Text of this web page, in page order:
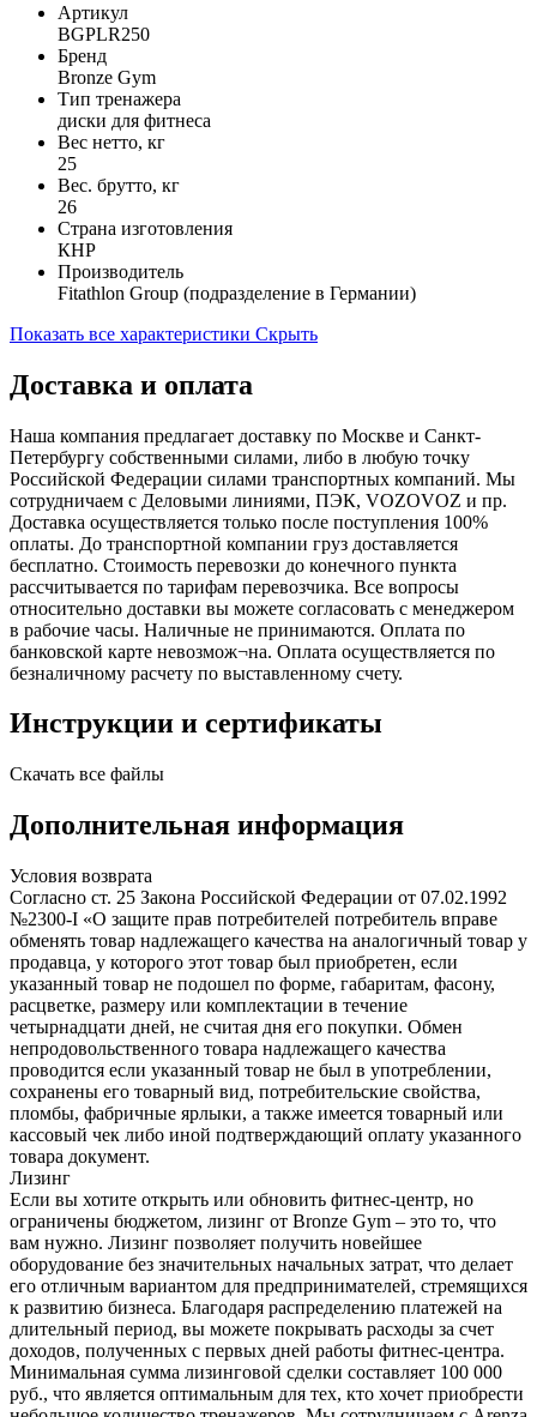
Артикул
BGPLR250
Бренд
Bronze Gym
Тип тренажера
диски для фитнеса
Вес нетто, кг
25
Вес. брутто, кг
26
Страна изготовления
КНР
Производитель
Fitathlon Group (подразделение в Германии)
Показать все характеристики Скрыть
Доставка и оплата
Наша компания предлагает доставку по Москве и Санкт-
Петербургу собственными силами, либо в любую точку
Российской Федерации силами транспортных компаний. Мы
сотрудничаем с Деловыми линиями, ПЭК, VOZOVOZ и пр.
Доставка осуществляется только после поступления 100%
оплаты. До транспортной компании груз доставляется
бесплатно. Стоимость перевозки до конечного пункта
рассчитывается по тарифам перевозчика. Все вопросы
относительно доставки вы можете согласовать с менеджером
в рабочие часы. Наличные не принимаются. Оплата по
банковской карте невозмож¬на. Оплата осуществляется по
безналичному расчету по выставленному счету.
Инструкции и сертификаты
Скачать все файлы
Дополнительная информация
Условия возврата
Согласно ст. 25 Закона Российской Федерации от 07.02.1992
№2300-I «О защите прав потребителей потребитель вправе
обменять товар надлежащего качества на аналогичный товар у
продавца, у которого этот товар был приобретен, если
указанный товар не подошел по форме, габаритам, фасону,
расцветке, размеру или комплектации в течение
четырнадцати дней, не считая дня его покупки. Обмен
непродовольственного товара надлежащего качества
проводится если указанный товар не был в употреблении,
сохранены его товарный вид, потребительские свойства,
пломбы, фабричные ярлыки, а также имеется товарный или
кассовый чек либо иной подтверждающий оплату указанного
товара документ.
Лизинг
Если вы хотите открыть или обновить фитнес-центр, но
ограничены бюджетом, лизинг от Bronze Gym – это то, что
вам нужно. Лизинг позволяет получить новейшее
оборудование без значительных начальных затрат, что делает
его отличным вариантом для предпринимателей, стремящихся
к развитию бизнеса. Благодаря распределению платежей на
длительный период, вы можете покрывать расходы за счет
доходов, полученных с первых дней работы фитнес-центра.
Минимальная сумма лизинговой сделки составляет 100 000
руб., что является оптимальным для тех, кто хочет приобрести